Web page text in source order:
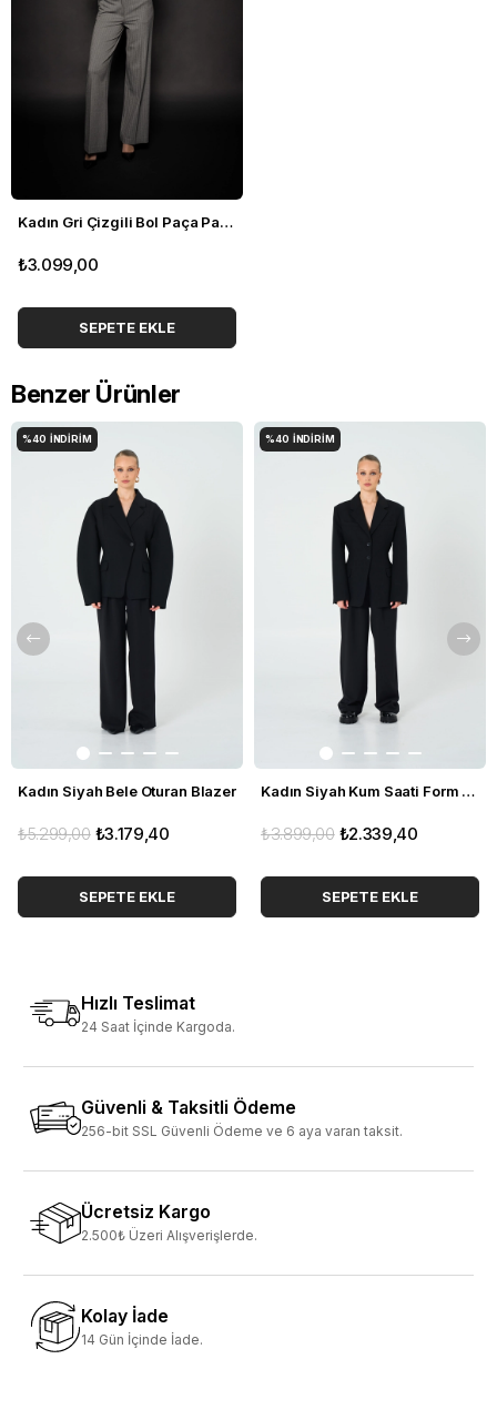
Kadın Gri Çizgili Bol Paça Pantolon
₺3.099,00
SEPETE EKLE
Benzer Ürünler
Kadın Siyah Bele Oturan Blazer
₺3.179,40
₺5.299,00
SEPETE EKLE
%40 İNDIRIM
Kadın Siyah Kum Saati Form Blazer
₺2.339,40
₺3.899,00
SEPETE EKLE
%40 İNDIRIM
Hızlı Teslimat
24 Saat İçinde Kargoda.
Güvenli & Taksitli Ödeme
256-bit SSL Güvenli Ödeme ve 6 aya varan taksit.
Ücretsiz Kargo
2.500₺ Üzeri Alışverişlerde.
Kolay İade
14 Gün İçinde İade.